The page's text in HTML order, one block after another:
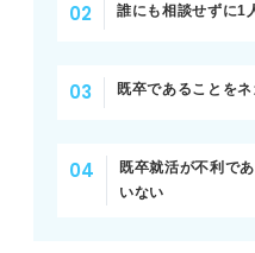
誰にも相談せずに1
既卒であることを
既卒就活が不利で
いない